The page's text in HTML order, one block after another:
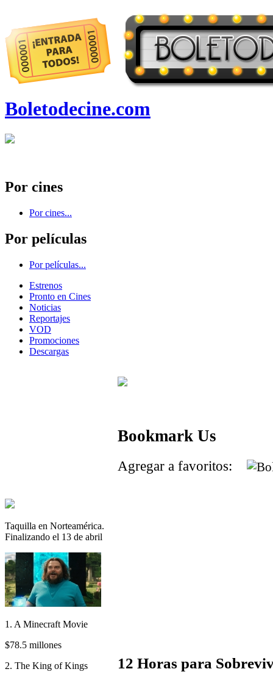
Boletodecine.com
Por cines
Por cines...
Por películas
Por películas...
Estrenos
Pronto en Cines
Noticias
Reportajes
VOD
Promociones
Descargas
Taquilla en Norteamérica.
Finalizando el 13 de abril
1. A Minecraft Movie
$78.5 millones
2. The King of Kings
Bookmark Us
Agregar a favoritos:
12 Horas para